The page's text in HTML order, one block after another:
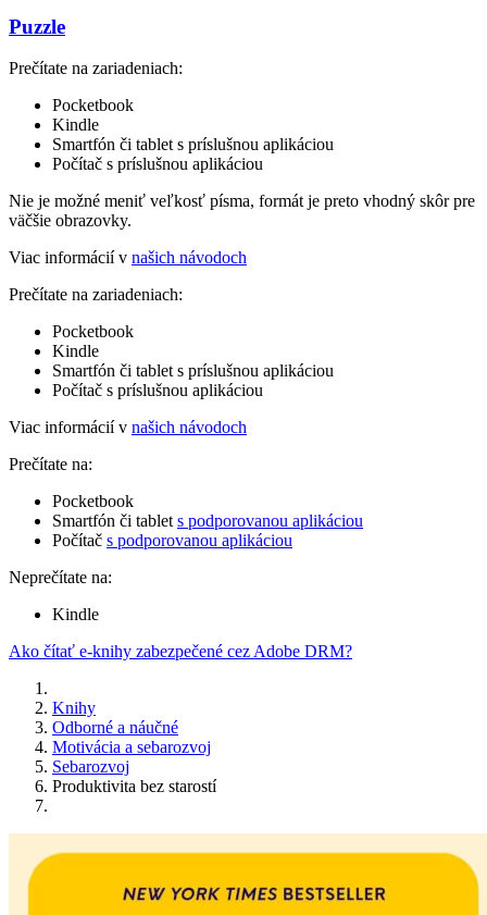
Puzzle
Prečítate na zariadeniach:
Pocketbook
Kindle
Smartfón či tablet s príslušnou aplikáciou
Počítač s príslušnou aplikáciou
Nie je možné meniť veľkosť písma, formát je preto vhodný skôr pre
väčšie obrazovky.
Viac informácií v našich návodoch
Prečítate na zariadeniach:
Pocketbook
Kindle
Smartfón či tablet s príslušnou aplikáciou
Počítač s príslušnou aplikáciou
Viac informácií v našich návodoch
Prečítate na:
Pocketbook
Smartfón či tablet s podporovanou aplikáciou
Počítač s podporovanou aplikáciou
Neprečítate na:
Kindle
Ako čítať e-knihy zabezpečené cez Adobe DRM?
Knihy
Odborné a náučné
Motivácia a sebarozvoj
Sebarozvoj
Produktivita bez starostí